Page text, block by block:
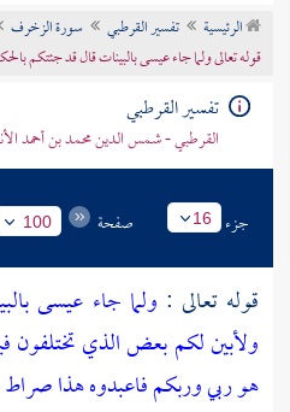
تراجم الأعلام
الرئيسية تفسير القرطبي
سورة الزخرف
قوله تعالى ولما جاء عيسى بالبينات قال قد جئتكم
تفسير القرطبي
القرطبي - شمس الدين محمد بن أحمد
جزء 16 صفحة 100
قوله تعالى : ولما جاء عيسى
ولأبين لكم بعض الذي تختلفون
هو ربي وربكم فاعبدوه هذا